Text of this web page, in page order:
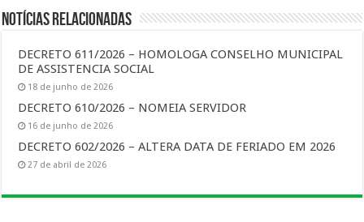
Notícias Relacionadas
DECRETO 611/2026 – HOMOLOGA CONSELHO MUNICIPAL
DE ASSISTENCIA SOCIAL
18 de junho de 2026
DECRETO 610/2026 – NOMEIA SERVIDOR
16 de junho de 2026
DECRETO 602/2026 – ALTERA DATA DE FERIADO EM 2026
27 de abril de 2026